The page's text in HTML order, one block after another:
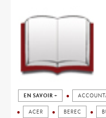
EN SAVOIR +
ACER BEREC